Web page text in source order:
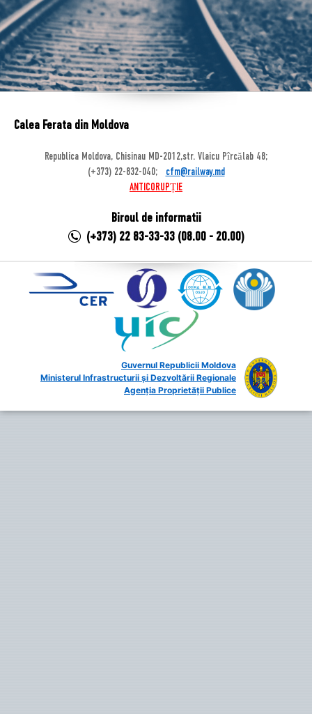
Calea Ferata din Moldova
Republica Moldova, Chisinau MD-2012,str. Vlaicu Pîrcălab 48;
(+373) 22-832-040;
cfm@railway.md
ANTICORUPȚIE
Biroul de informatii
(+373) 22 83-33-33 (08.00 - 20.00)
Guvernul Republicii Moldova
Ministerul Infrastructurii și Dezvoltării Regionale
Agenția Proprietății Publice